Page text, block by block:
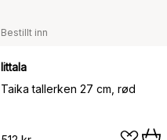
Bestillt inn
Iittala
Taika tallerken 27 cm, rød